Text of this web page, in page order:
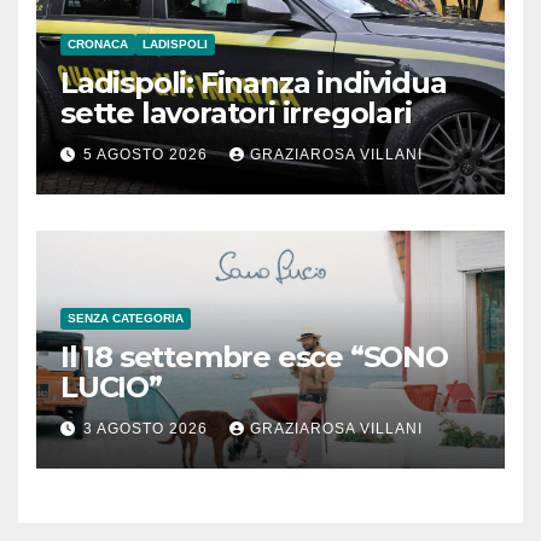
CRONACA LADISPOLI
Ladispoli: Finanza individua
sette lavoratori irregolari
5 AGOSTO 2026 GRAZIAROSA VILLANI
SENZA CATEGORIA
Il 18 settembre esce “SONO
LUCIO”
3 AGOSTO 2026 GRAZIAROSA VILLANI